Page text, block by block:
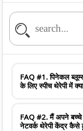
FAQ #1. पिनेकल
के लिए स्पीच थेरेपी में
FAQ #2. मैं अपने बच्चे
नेटवर्क थेरेपी केंद्र कैसे